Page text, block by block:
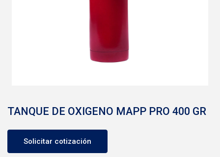
TANQUE DE OXIGENO MAPP PRO 400 GR
Solicitar cotización